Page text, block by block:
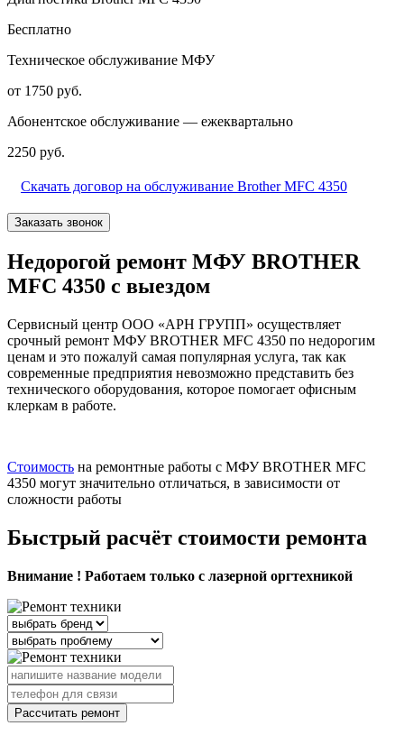
Бесплатно
Техническое обслуживание МФУ
от 1750 руб.
Абонентское обслуживание — ежеквартально
2250 руб.
Скачать договор на обслуживание Brother MFC 4350
Заказать звонок
Недорогой ремонт МФУ BROTHER
MFC 4350 с выездом
Сервисный центр ООО «АРН ГРУПП» осуществляет
срочный ремонт МФУ BROTHER MFC 4350 по недорогим
ценам и это пожалуй самая популярная услуга, так как
современные предприятия невозможно представить без
технического оборудования, которое помогает офисным
клеркам в работе.
Стоимость на ремонтные работы с МФУ BROTHER MFC
4350 могут значительно отличаться, в зависимости от
сложности работы
Быстрый расчёт стоимости ремонта
Внимание ! Работаем только с лазерной оргтехникой
Рассчитать ремонт